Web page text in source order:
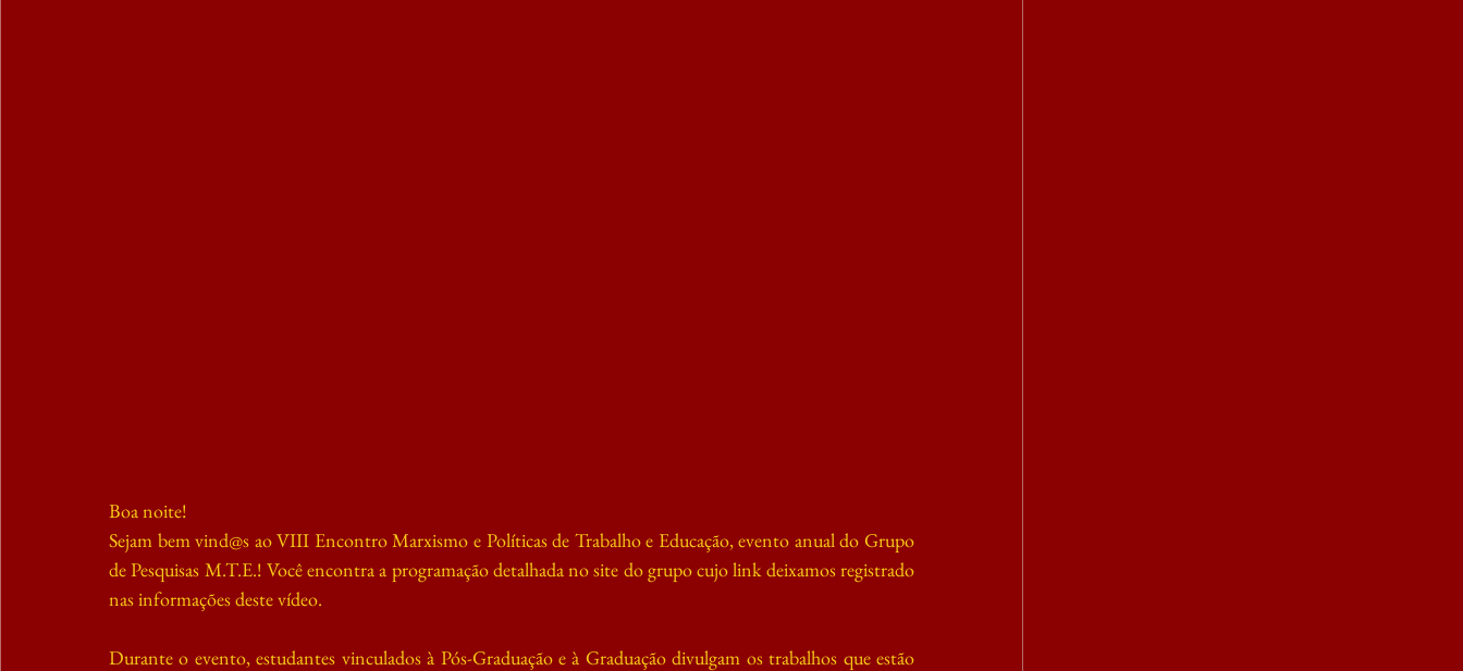
Boa noite!
Sejam bem vind@s ao VIII Encontro Marxismo e Políticas de Trabalho e Educação, evento anual do Grupo
de Pesquisas M.T.E.! Você encontra a programação detalhada no site do grupo cujo link deixamos registrado
nas informações deste vídeo.
Durante o evento, estudantes vinculados à Pós-Graduação e à Graduação divulgam os trabalhos que estão